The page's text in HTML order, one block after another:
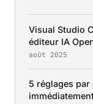
Visual Studio
éditeur IA
août 2025
5 réglages par